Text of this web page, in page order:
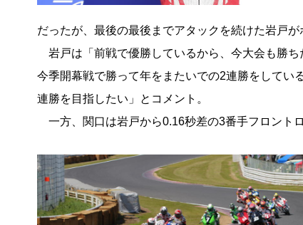
だったが、最後の最後までアタックを続けた岩戸が
岩戸は「前戦で優勝しているから、今大会も勝
今季開幕戦で勝って年をまたいでの2連勝をしてい
連勝を目指したい」とコメント。
一方、関口は岩戸から0.16秒差の3番手フロントロ